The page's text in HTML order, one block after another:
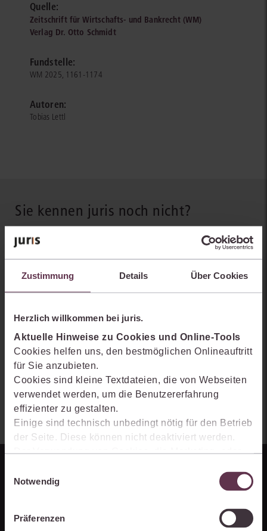
Zustimmung Details Über Cookies
Herzlich willkommen bei juris.
Aktuelle Hinweise zu Cookies und Online-Tools
Cookies helfen uns, den bestmöglichen Onlineauftritt
für Sie anzubieten.
Cookies sind kleine Textdateien, die von Webseiten
verwendet werden, um die Benutzererfahrung
effizienter zu gestalten.
Einige sind technisch unbedingt nötig für den Betrieb
der Seite. Diese können nicht deaktiviert werden.
Der Verwendung von Cookies, die Marketing- oder
Produkte zu optimieren, können Sie zustimmen,
indem Sie auf „Alles akzeptieren“ klicken. Mit Ihrer
einverstanden, dass die mittels der Cookies
Notwendig
Präferenzen
Quelle:
Zeitschrift für Wirtschafts- und Bankrecht (WM)
Verlag Dr. Otto Schmidt
Fundstelle:
WM 2025, 1161-1174
Autoren:
Tobias Lettl
Sie kennen juris noch nicht?
Erhalten Sie einen Einblick, wie juris das Rechts- und
Praxiswissensmanagement der Zukunft gestaltet, welche
Möglichkeiten Ihnen das juris Portal bietet und wie mit juris Ihre
Arbeitsprozesse einfacher und effizienter werden.